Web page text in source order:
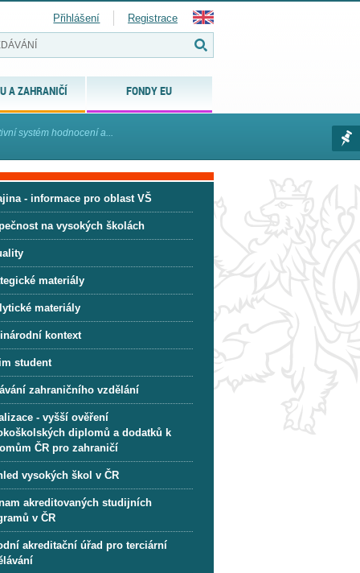
A ZAHRANIČÍ FONDY EU
Přihlášení Registrace
systém hodnocení a...
- informace pro oblast VŠ
na vysokých školách
materiály
materiály
kontext
student
zahraničního vzdělání
- vyšší ověření
diplomů a dodatků k
ČR pro zahraničí
vysokých škol v ČR
akreditovaných studijních
v ČR
akreditační úřad pro terciární